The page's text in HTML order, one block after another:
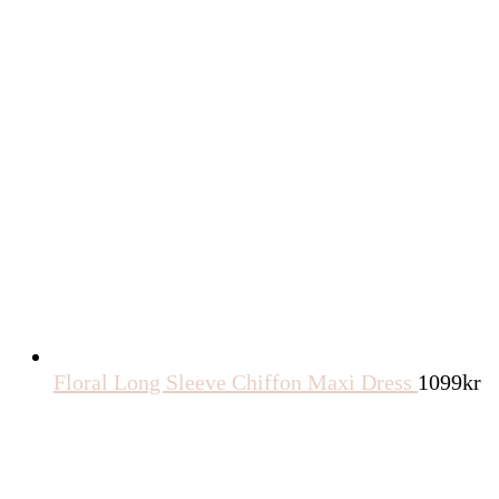
Floral Long Sleeve Chiffon Maxi Dress 1099kr